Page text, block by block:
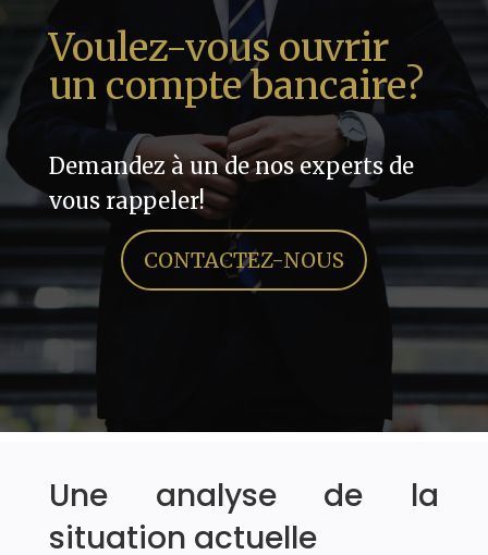
Voulez-vous ouvrir
un compte bancaire?
Demandez à un de nos experts de
vous rappeler!
CONTACTEZ-NOUS
Une analyse de la
situation actuelle